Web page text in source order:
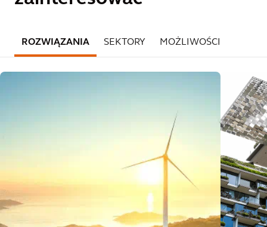
ROZWIĄZANIA SEKTORY MOŻLIWOŚCI